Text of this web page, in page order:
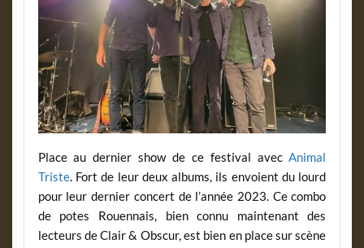
Place au dernier show de ce festival avecAnimal
Triste. Fort de leur deux albums, ils envoient du lourd
pour leur dernier concert de l’année 2023. Ce combo
de potes Rouennais, bien connu maintenant des
lecteurs de Clair & Obscur, est bien en place sur scène